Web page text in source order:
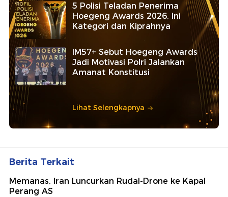
5 Polisi Teladan Penerima
Hoegeng Awards 2026, Ini
Kategori dan Kiprahnya
IM57+ Sebut Hoegeng Awards
Jadi Motivasi Polri Jalankan
Amanat Konstitusi
Lihat Selengkapnya
Berita Terkait
Memanas, Iran Luncurkan Rudal-Drone ke Kapal
Perang AS